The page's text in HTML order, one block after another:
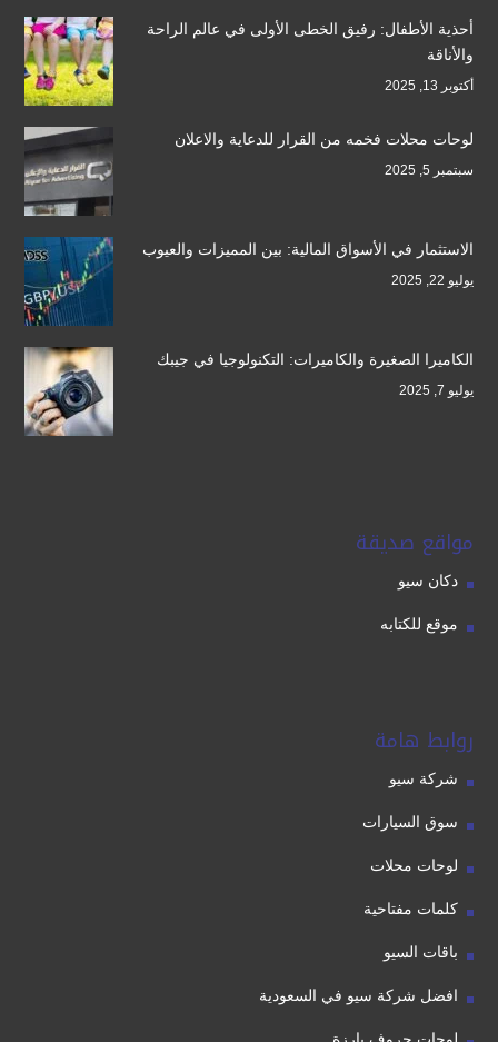
أحذية الأطفال: رفيق الخطى الأولى في عالم الراحة
والأناقة
أكتوبر 13, 2025
لوحات محلات فخمه من القرار للدعاية والاعلان
سبتمبر 5, 2025
الاستثمار في الأسواق المالية: بين المميزات والعيوب
يوليو 22, 2025
الكاميرا الصغيرة والكاميرات: التكنولوجيا في جيبك
يوليو 7, 2025
مواقع صديقة
دكان سيو
موقع للكتابه
روابط هامة
شركة سيو
سوق السيارات
لوحات محلات
كلمات مفتاحية
باقات السيو
افضل شركة سيو في السعودية